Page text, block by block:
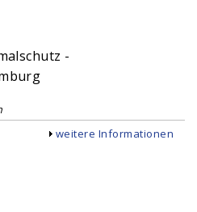
-
Anzeigen
weitere Informationen